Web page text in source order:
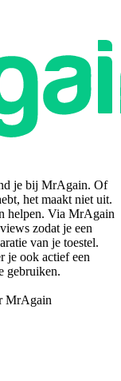
je bij MrAgain. Of
het maakt niet uit.
helpen. Via MrAgain
zodat je een
van je toestel.
je ook actief een
gebruiken.
MrAgain